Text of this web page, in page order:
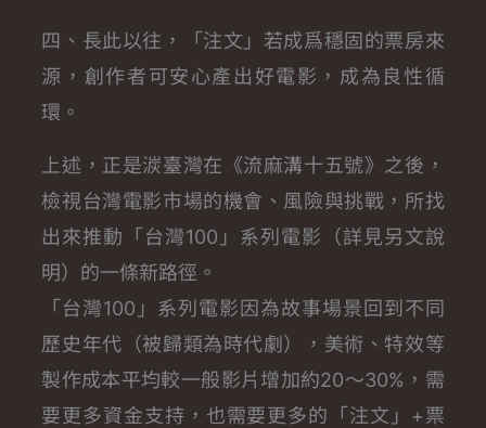
四、長此以往，「注文」若成爲穩固的票房來
源，創作者可安心產出好電影，成為良性循
環。
上述，正是湠臺灣在《流麻溝十五號》之後，
檢視台灣電影市場的機會、風險與挑戰，所找
出來推動「台灣100」系列電影（詳見另文說
明）的一條新路徑。
「台灣100」系列電影因為故事場景回到不同
歷史年代（被歸類為時代劇），美術、特效等
製作成本平均較一般影片增加約20～30%，需
要更多資金支持，也需要更多的「注文」+票